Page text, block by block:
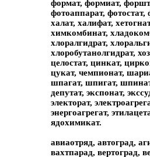
формат, формиат,
фотоаппарат,
халат, халифат,
химкомбинат,
хлоралгидрат,
хлоробутанолгидрат,
целостат, цинкат,
цукат, чемпионат,
шпагат, шпигат,
депутат, экспонат,
электорат,
энергоагрегат,
ядохимикат.
авиаотряд, автоград,
вахтпарад, вертоград,